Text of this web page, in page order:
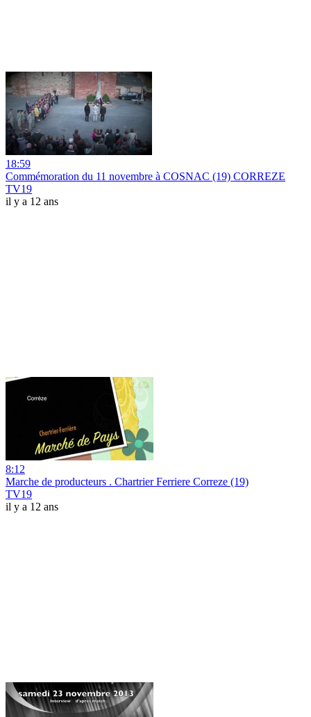
18:59
Commémoration du 11 novembre à COSNAC (19) CORREZE
TV19
il y a 12 ans
8:12
Marche de producteurs . Chartrier Ferriere Correze (19)
TV19
il y a 12 ans